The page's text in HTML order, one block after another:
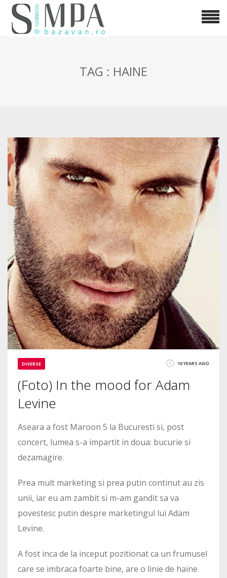
TAG : HAINE
DIVERSE 10 YEARS AGO
(Foto) In the mood for Adam
Levine
Aseara a fost Maroon 5 la Bucuresti si, post
concert, lumea s-a impartit in doua: bucurie si
dezamagire.
Prea mult marketing si prea putin continut au zis
unii, iar eu am zambit si m-am gandit sa va
povestesc putin despre marketingul lui Adam
Levine.
A fost inca de la inceput pozitionat ca un frumusel
care se imbraca foarte bine, are o linie de haine